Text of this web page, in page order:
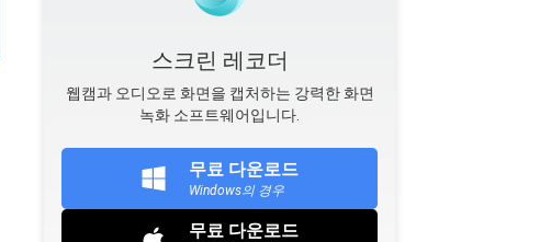
스크린 레코더
웹캠과 오디오로 화면을 캡처하는 강력한 화면
녹화 소프트웨어입니다.
무료 다운로드
Windows의 경우
무료 다운로드